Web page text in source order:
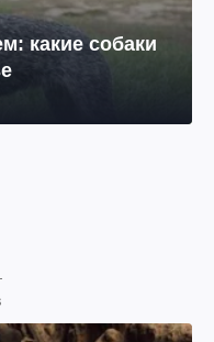
какие собаки